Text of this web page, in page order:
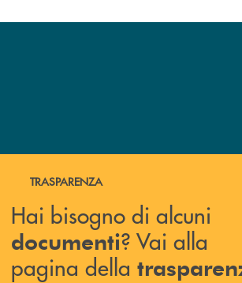
Hai bisogno di alcuni documenti ?
TRASPARENZA
Hai bisogno di alcuni
documenti? Vai alla
pagina della